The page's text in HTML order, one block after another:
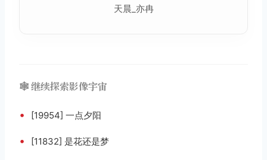
天晨_亦冉
🕸️ 继续探索影像宇宙
• [19954] 一点夕阳
• [11832] 是花还是梦